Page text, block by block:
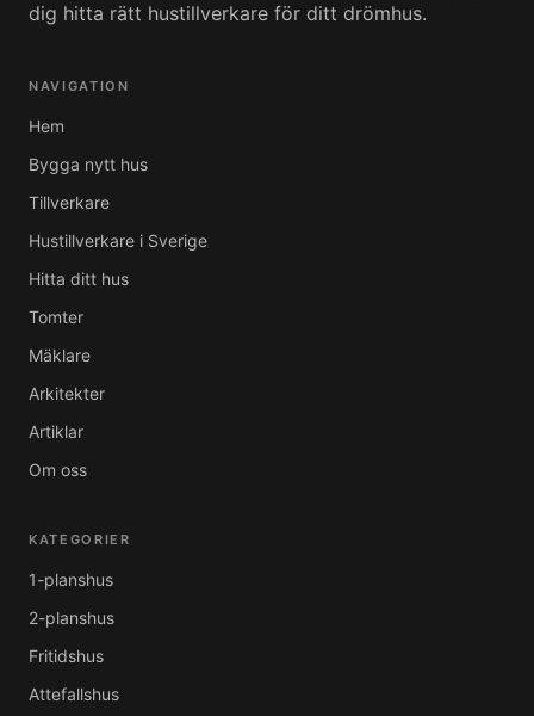
dig hitta rätt hustillverkare för ditt drömhus.
NAVIGATION
Hem
Bygga nytt hus
Tillverkare
Hustillverkare i Sverige
Hitta ditt hus
Tomter
Mäklare
Arkitekter
Artiklar
Om oss
KATEGORIER
1-planshus
2-planshus
Fritidshus
Attefallshus